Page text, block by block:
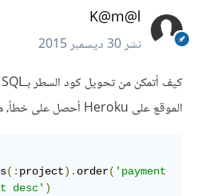
K@m@l
نشر30 ديسمبر 2015
الموقع على Heroku أحصل على خطأ، ما العمل؟
(:project).order('payment
desc')